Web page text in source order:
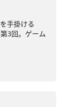
手掛ける
3回。ゲーム